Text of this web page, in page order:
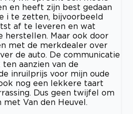
en heeft zijn best gedaan
i te zetten, bijvoorbeeld
af te leveren en wat
herstellen. Maar ook door
met de merkdealer over
de auto. De communicatie
aanzien van de
inruilprijs voor mijn oude
nog een lekkere taart
Dus geen twijfel om
Van den Heuvel.